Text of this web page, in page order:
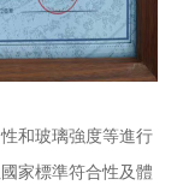
和玻璃強度等進行
國家標準符合性及體